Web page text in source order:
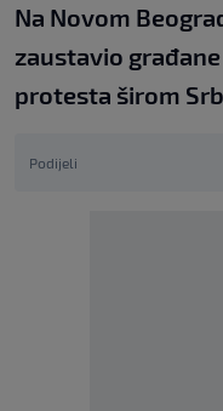
Na Novom
zaustavio
protesta širom
Podijeli